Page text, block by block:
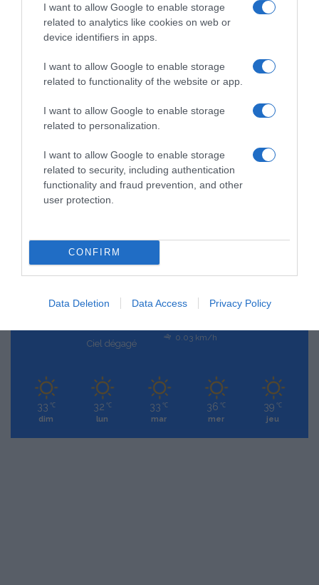
I want to allow Google to enable storage
related to analytics like cookies on web or
device identifiers in apps.
I want to allow Google to enable storage
related to functionality of the website or app.
I want to allow Google to enable storage
related to personalization.
I want to allow Google to enable storage
related to security, including authentication
functionality and fraud prevention, and other
user protection.
CONFIRM
Data Deletion Data Access Privacy Policy
Vous devezvous connecterpour publier un commentaire.
RECHERCHE GOOGLE
Ciel dégagé
33
33º - 25º
0.03 km/h
33 ℃
dim
32 ℃
lun
33 ℃
mar
36 ℃
mer
39 ℃
jeu